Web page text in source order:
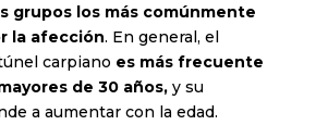
grupos los más comúnmente
la afección. En general, el
carpiano es más frecuente
de 30 años,y su
a aumentar con la edad.